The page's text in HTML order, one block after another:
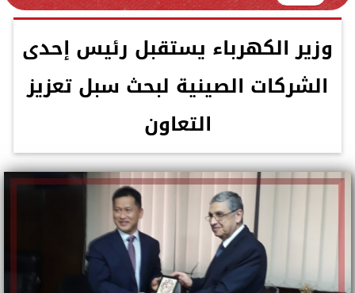
وزير الكهرباء يستقبل رئيس إحدى
الشركات الصينية لبحث سبل تعزيز
التعاون